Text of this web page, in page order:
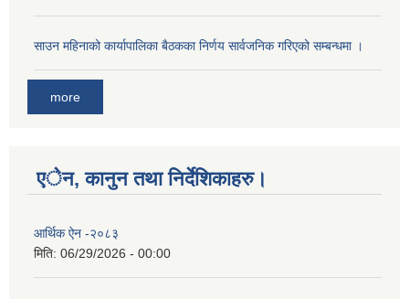
साउन महिनाको कार्यापालिका बैठकका निर्णय सार्वजनिक गरिएको सम्बन्धमा ।
more
एेन, कानुन तथा निर्देशिकाहरु।
आर्थिक ऐन -२०८३
मिति: 06/29/2026 - 00:00